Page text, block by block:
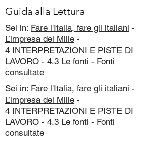
Guida alla Lettura
Sei in: Fare l'Italia, fare gli italiani -
L’impresa dei Mille -
4 INTERPRETAZIONI E PISTE DI
LAVORO - 4.3 Le fonti - Fonti
consultate
Sei in: Fare l'Italia, fare gli italiani -
L’impresa dei Mille -
4 INTERPRETAZIONI E PISTE DI
LAVORO - 4.3 Le fonti - Fonti
consultate